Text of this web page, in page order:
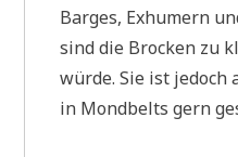
Barges, Exhumern
sind die Brocken zu
würde. Sie ist
in Mondbelts gern